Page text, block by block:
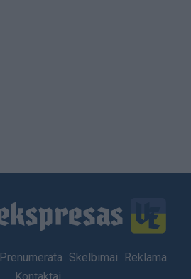
Prenumerata Skelbimai
Reklama